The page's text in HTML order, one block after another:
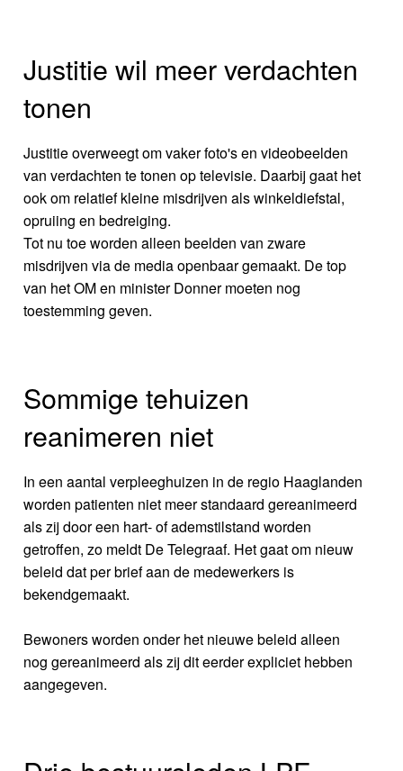
Justitie wil meer verdachten
tonen
Justitie overweegt om vaker foto's en videobeelden
van verdachten te tonen op televisie. Daarbij gaat het
ook om relatief kleine misdrijven als winkeldiefstal,
opruiing en bedreiging.
Tot nu toe worden alleen beelden van zware
misdrijven via de media openbaar gemaakt. De top
van het OM en minister Donner moeten nog
toestemming geven.
Sommige tehuizen
reanimeren niet
In een aantal verpleeghuizen in de regio Haaglanden
worden patienten niet meer standaard gereanimeerd
als zij door een hart- of ademstilstand worden
getroffen, zo meldt De Telegraaf. Het gaat om nieuw
beleid dat per brief aan de medewerkers is
bekendgemaakt.
Bewoners worden onder het nieuwe beleid alleen
nog gereanimeerd als zij dit eerder expliciet hebben
aangegeven.